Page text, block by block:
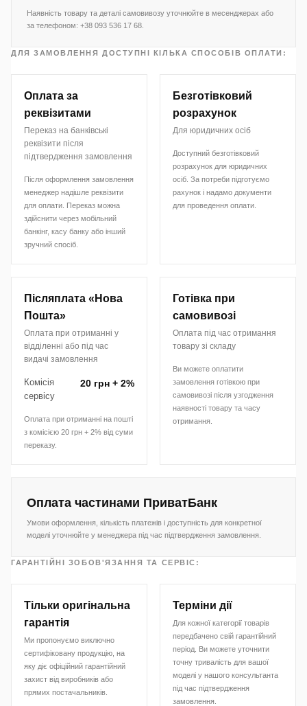
Наявність товару та деталі самовивозу уточнюйте в месенджерах або
за телефоном: +38 093 536 17 68.
ДЛЯ ЗАМОВЛЕННЯ ДОСТУПНІ КІЛЬКА СПОСОБІВ ОПЛАТИ:
Оплата за
реквізитами
Переказ на банківські
реквізити після
підтвердження замовлення
Після оформлення замовлення
менеджер надішле реквізити
для оплати. Переказ можна
здійснити через мобільний
банкінг, касу банку або інший
зручний спосіб.
Безготівковий
розрахунок
Для юридичних осіб
Доступний безготівковий
розрахунок для юридичних
осіб. За потреби підготуємо
рахунок і надамо документи
для проведення оплати.
Післяплата «Нова
Пошта»
Оплата при отриманні у
відділенні або під час
видачі замовлення
Комісія
сервісу
20 грн + 2%
Оплата при отриманні на пошті
з комісією 20 грн + 2% від суми
переказу.
Готівка при
самовивозі
Оплата під час отримання
товару зі складу
Ви можете оплатити
замовлення готівкою при
самовивозі після узгодження
наявності товару та часу
отримання.
Оплата частинами ПриватБанк
Умови оформлення, кількість платежів і доступність для конкретної
моделі уточнюйте у менеджера під час підтвердження замовлення.
ГАРАНТІЙНІ ЗОБОВ'ЯЗАННЯ ТА СЕРВІС:
Тільки оригінальна
гарантія
Ми пропонуємо виключно
сертифіковану продукцію, на
яку діє офіційний гарантійний
захист від виробників або
прямих постачальників.
Терміни дії
Для кожної категорії товарів
передбачено свій гарантійний
період. Ви можете уточнити
точну тривалість для вашої
моделі у нашого консультанта
під час підтвердження
замовлення.